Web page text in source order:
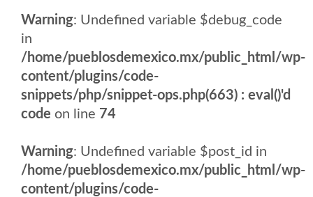
Warning: Undefined variable $debug_code
in
/home/pueblosdemexico.mx/public_html/wp-
content/plugins/code-
snippets/php/snippet-ops.php(663) : eval()'d
code on line 74
Warning: Undefined variable $post_id in
/home/pueblosdemexico.mx/public_html/wp-
content/plugins/code-